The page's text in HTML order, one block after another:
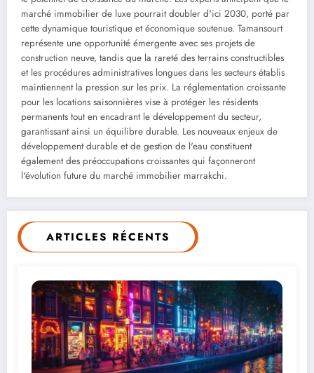
marché immobilier de luxe pourrait doubler d'ici 2030, porté par
cette dynamique touristique et économique soutenue. Tamansourt
représente une opportunité émergente avec ses projets de
construction neuve, tandis que la rareté des terrains constructibles
et les procédures administratives longues dans les secteurs établis
maintiennent la pression sur les prix. La réglementation croissante
pour les locations saisonnières vise à protéger les résidents
permanents tout en encadrant le développement du secteur,
garantissant ainsi un équilibre durable. Les nouveaux enjeux de
développement durable et de gestion de l'eau constituent
également des préoccupations croissantes qui façonneront
l'évolution future du marché immobilier marrakchi.
ARTICLES RÉCENTS